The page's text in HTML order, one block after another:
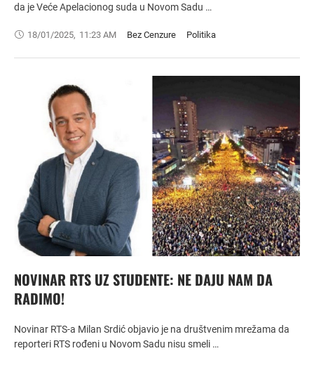
da je Veće Apelacionog suda u Novom Sadu …
18/01/2025, 11:23 AM Bez Cenzure Politika
NOVINAR RTS UZ STUDENTE: NE DAJU NAM DA
RADIMO!
Novinar RTS-a Milan Srdić objavio je na društvenim mrežama da
reporteri RTS rođeni u Novom Sadu nisu smeli …